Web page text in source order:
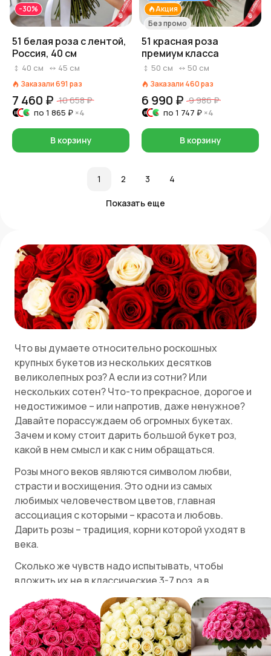
-30%
51 белая роза с лентой,
Россия, 40 см
40 см 45 см
Заказали691 раз
7 460 ₽ 10 658 ₽
по 1 865 ₽ ×4
В корзину
Акция
Без промо
51 красная роза
премиум класса
50 см 50 см
Заказали 460раз
6 990 ₽ 9 986 ₽
по 1 747 ₽ ×4
В корзину
1 2 3 4
Показать еще
Что вы думаете относительно роскошных
крупных букетов из нескольких десятков
великолепных роз? А если из сотни? Или
нескольких сотен? Что-то прекрасное, дорогое и
недостижимое – или напротив, даже ненужное?
Давайте порассуждаем об огромных букетах.
Зачем и кому стоит дарить большой букет роз,
какой в нем смысл и как с ним обращаться.
Розы много веков являются символом любви,
страсти и восхищения. Это одни из самых
любимых человечеством цветов, главная
ассоциация с которыми – красота и любовь.
Дарить розы – традиция, корни которой уходят в
века.
Сколько же чувств надо испытывать, чтобы
вложить их не в классические 3-7 роз, а в
гигантский букет? Когда стоит выбрать большой
букет красных роз, а когда – большой букет белых
роз?
Откуда взялась традиция дарить